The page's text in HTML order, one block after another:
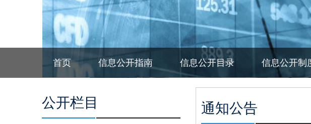
首页 信息公开指南 信息公开目录 信息公开制
公开栏目 通知公告